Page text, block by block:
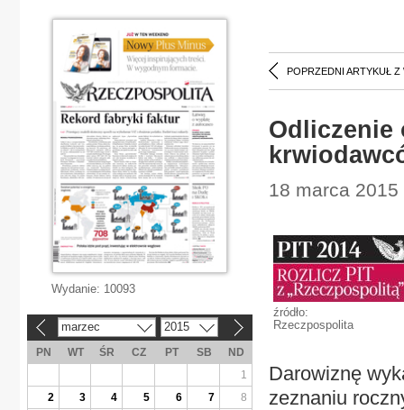
POPRZEDNI ARTYKUŁ Z
Odliczenie
18 marca 2015
źródło:
Rzeczpospolita
Darowiznę
zeznaniu
Wydanie: 10093
marzec 2015
PN WT ŚR CZ PT SB
ND
1
2
3 4 5 6 7
8